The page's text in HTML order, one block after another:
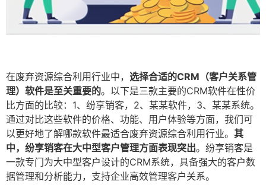
在废弃资源综合利用行业中， 选择合适的CRM（客户关系管
理）软件是至关重要的。以下是三款主要的CRM软件在性价
比方面的比较：1、纷享销客，2、某某软件，3、某某系统。
通过对比这些软件的价格、功能、用户体验等方面，我们可
以更好地了解哪款软件最适合废弃资源综合利用行业。 其
中，纷享销客在大中型客户管理方面表现突出。纷享销客是
一款专门为大中型客户设计的CRM系统，具备强大的客户数
据管理和分析能力，支持企业高效管理客户关系。